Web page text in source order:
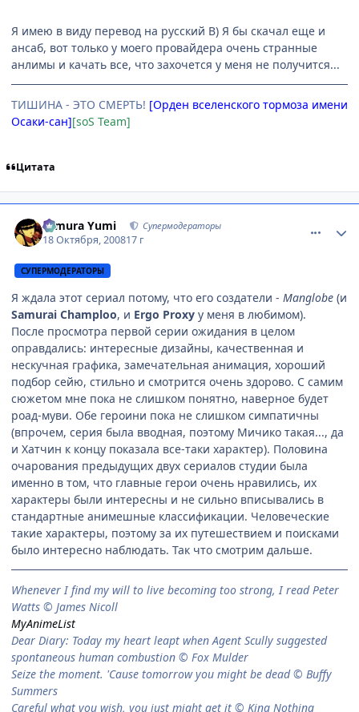
Я имею в виду перевод на русский B) Я бы скачал еще и
ансаб, вот только у моего провайдера очень странные
анлимы и качать все, что захочется у меня не получится...
ТИШИНА - ЭТО СМЕРТЬ! [Орден вселенского тормоза имени
Осаки-сан][soS Team]
Цитата
Himura Yumi Супермодераторы
18 Октября, 200817 г
СУПЕРМОДЕРАТОРЫ
Я ждала этот сериал потому, что его создатели - Manglobe (и
Samurai Champloo, и Ergo Proxy у меня в любимом).
После просмотра первой серии ожидания в целом
оправдались: интересные дизайны, качественная и
нескучная графика, замечательная анимация, хороший
подбор сейю, стильно и смотрится очень здорово. С самим
сюжетом мне пока не слишком понятно, наверное будет
роад-муви. Обе героини пока не слишком симпатичны
(впрочем, серия была вводная, поэтому Мичико такая..., да
и Хатчин к концу показала все-таки характер). Половина
очарования предыдущих двух сериалов студии была
именно в том, что главные герои очень нравились, их
характеры были интересны и не сильно вписывались в
стандартные анимешные классификации. Человеческие
такие характеры, поэтому за их путешествием и поисками
было интересно наблюдать. Так что смотрим дальше.
When­ever I find my will to live be­com­ing too strong, I read Peter
Watts © James Nicoll
MyAnimeList
Dear Diary: Today my heart leapt when Agent Scully suggested
spontaneous human combustion © Fox Mulder
Seize the moment. 'Cause tomorrow you might be dead © Buffy
Summers
Careful what you wish, you just might get it © King Nothing